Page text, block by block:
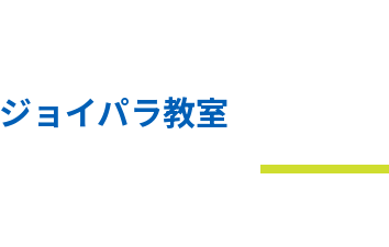
ジョイパラ教室